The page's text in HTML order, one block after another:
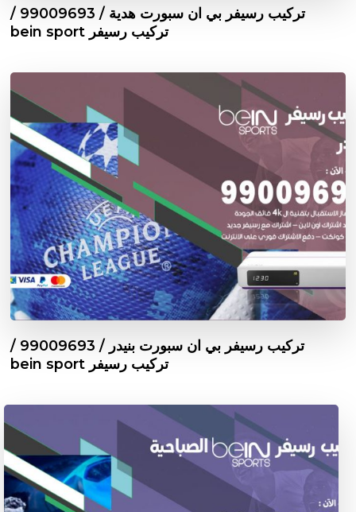
تركيب رسيفر بي ان سبورت هدية / 99009693 /
تركيب رسيفر bein sport
تركيب رسيفر بي ان سبورت بنيدر / 99009693 /
تركيب رسيفر bein sport